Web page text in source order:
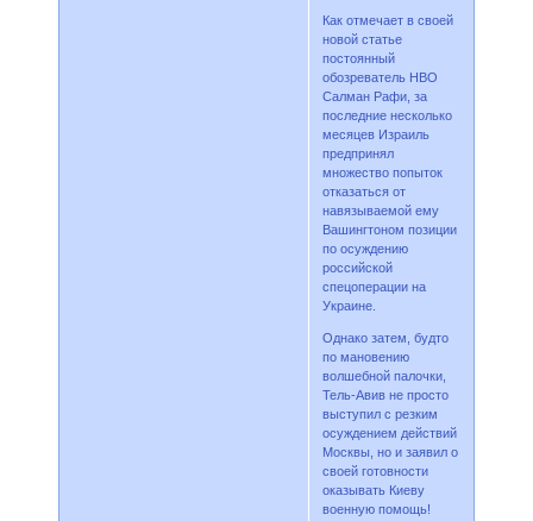
Как отмечает в своей
новой статье
постоянный
обозреватель НВО
Салман Рафи, за
последние несколько
месяцев Израиль
предпринял
множество попыток
отказаться от
навязываемой ему
Вашингтоном позиции
по осуждению
российской
спецоперации на
Украине.
Однако затем, будто
по мановению
волшебной палочки,
Тель-Авив не просто
выступил с резким
осуждением действий
Москвы, но и заявил о
своей готовности
оказывать Киеву
военную помощь!